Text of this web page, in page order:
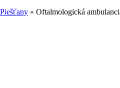
Piešťany » Oftalmologická